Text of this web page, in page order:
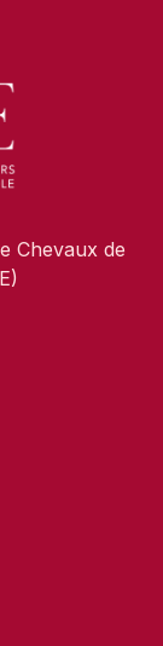
Chevaux de